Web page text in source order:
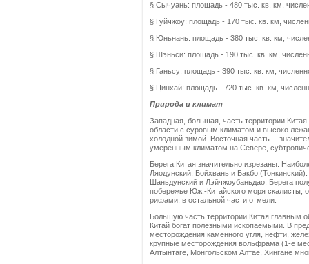
§ Сычуань: площадь - 480 тыс. кв. км,
§ Гуйчжоу: площадь - 170 тыс. кв. км,
§ Юньнань: площадь - 380 тыс. кв. км,
§ Шэньси: площадь - 190 тыс. кв. км,
§ Ганьсу: площадь - 390 тыс. кв. км,
§ Цинхай: площадь - 720 тыс. кв. км,
Природа и климат
Западная, большая, часть территории
области с суровым климатом и высоко
холодной зимой. Восточная часть --
умеренным климатом на Севере,
Берега Китая значительно изрезаны.
Ляодунский, Бойхвань и Бакбо
Шаньдунский и Лэйчжоубаньдао. Берега
побережье Юж.-Китайского моря скалисты,
рифами, в остальной части отмели.
Большую часть территории Китая главным
Китай богат полезными ископаемыми. В
месторождения каменного угля, нефти,
крупные месторождения вольфрама (1-е
Алтынтаге, Монгольском Алтае, Хингане